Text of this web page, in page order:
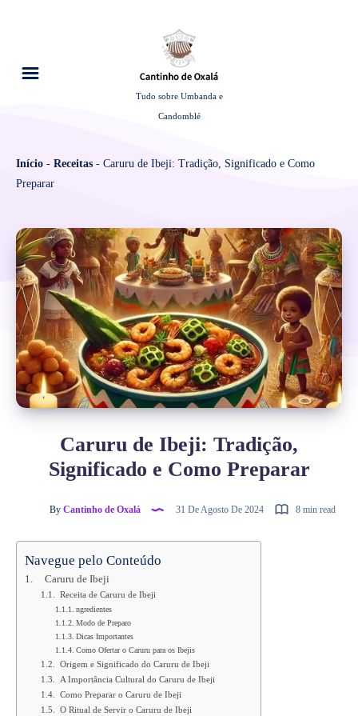
Tudo sobre Umbanda e
Candomblé
Início - Receitas - Caruru de Ibeji: Tradição, Significado e Como
Preparar
Caruru de Ibeji: Tradição,
Significado e Como Preparar
ByCantinho de Oxalá 31 De Agosto De 2024 8 min read
Navegue pelo Conteúdo
Caruru de Ibeji
Receita de Caruru de Ibeji
ngredientes
Modo de Preparo
Dicas Importantes
Como Ofertar o Caruru para os Ibejis
Origem e Significado do Caruru de Ibeji
A Importância Cultural do Caruru de Ibeji
Como Preparar o Caruru de Ibeji
O Ritual de Servir o Caruru de Ibeji